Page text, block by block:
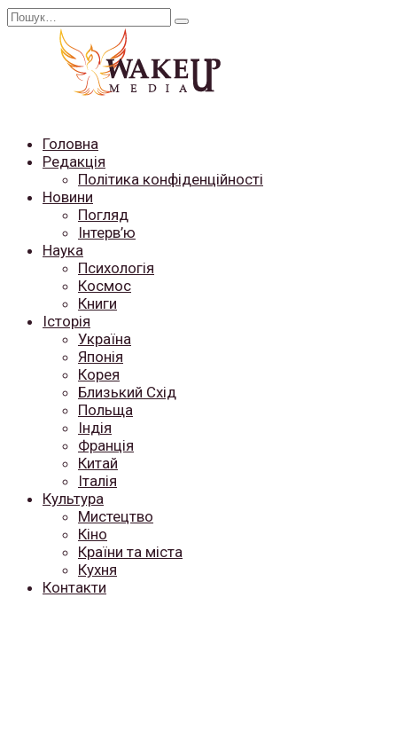
Перейти
Search
Головна
Редакція
Політика конфіденційності
Новини
Погляд
Інтерв’ю
Наука
Психологія
Космос
Книги
Історія
Україна
Японія
Корея
Близький Схід
Польща
Індія
Франція
Китай
Італія
Культура
Мистецтво
Кіно
Країни та міста
Кухня
Контакти